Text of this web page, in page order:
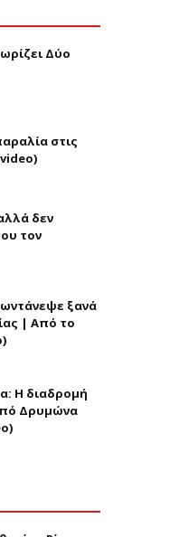
Δύο
στις
δεν
τον
ξανά
| Από το
Η διαδρομή
Δρυμώνα